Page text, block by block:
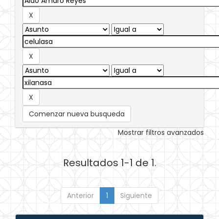
Comenzar nueva busqueda
Mostrar filtros avanzados
Resultados 1-1 de 1.
Anterior 1 Siguiente